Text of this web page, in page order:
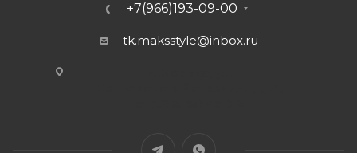
+7(966)193-09-00
tk.maksstyle@inbox.ru